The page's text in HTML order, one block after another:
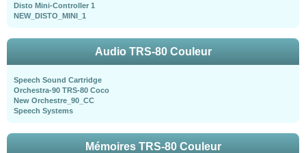
Disto Mini-Controller 1
NEW_DISTO_MINI_1
Audio TRS-80 Couleur
Speech Sound Cartridge
Orchestra-90 TRS-80 Coco
New Orchestre_90_CC
Speech Systems
Mémoires TRS-80 Couleur